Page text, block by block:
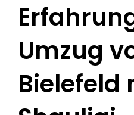
Umzug
Bielefeld